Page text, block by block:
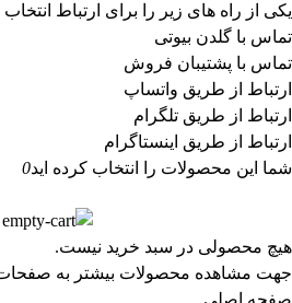
یکی از راه های زیر را برای ارتباط انتخاب
تماس با گلدن بیوتی
تماس با پشتیبان فروش
ارتباط از طریق واتساپ
ارتباط از طریق تلگرام
ارتباط از طریق اینستاگرام
شما این محصولات را انتخاب کرده اید0
هیچ محصولی در سبد خرید نیست.
جهت مشاهده محصولات بیشتر به صفحات
صفحه اصلی